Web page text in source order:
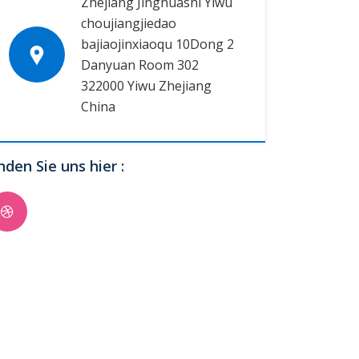
choujiangjiedao
bajiaojinxiaoqu 10Dong 2
Danyuan Room 302
322000 Yiwu Zhejiang
China
Sie uns hier :